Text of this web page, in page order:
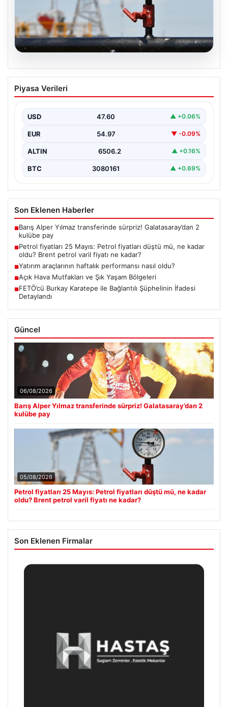
Petrol fiyatları 25 Mayıs: Petrol fiyatları
düştü mü, ne kadar oldu? Brent petrol
Piyasa Verileri
USD 47.60 ▲ +0.06%
EUR 54.97 ▼ -0.09%
ALTIN 6506.2 ▲ +0.16%
BTC 3080161 ▲ +0.69%
Son Eklenen Haberler
■Barış Alper Yılmaz transferinde sürpriz! Galatasaray’dan 2
kulübe pay
■Petrol fiyatları 25 Mayıs: Petrol fiyatları düştü mü, ne kadar
oldu? Brent petrol varil fiyatı ne kadar?
■Yatırım araçlarının haftalık performansı nasıl oldu?
■Açık Hava Mutfakları ve Şık Yaşam Bölgeleri
■FETÖ’cü Burkay Karatepe ile Bağlantılı Şüphelinin İfadesi
Detaylandı
Güncel
06/08/2026
Barış Alper Yılmaz transferinde sürpriz! Galatasaray’dan 2
kulübe pay
05/08/2026
Petrol fiyatları 25 Mayıs: Petrol fiyatları düştü mü, ne kadar
oldu? Brent petrol varil fiyatı ne kadar?
Son Eklenen Firmalar